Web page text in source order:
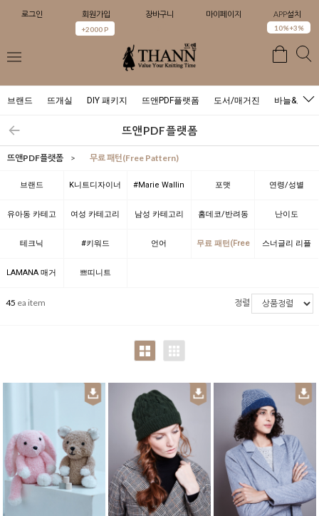
로그인 회원가입
+2000 P
장바구니 마이페이지 APP설치
10%+3%
브랜드 뜨개실 DIY 패키지 뜨앤PDF플랫폼 도서/매거진 바늘&도구
뜨앤PDF플랫폼
뜨앤PDF플랫폼 > 무료 패턴(Free Pattern)
브랜드 K니트디자이너
with뜨앤(K
KnitDesigner
with THANN)
#Marie Wallin
도서 별
포맷 연령/성별
유아동 카테고
리 별
여성 카테고리
별
남성 카테고리
별
홈데코/반려동
물
난이도
테크닉 #키워드 언어 무료 패턴(Free 스너글리 리플
LAMANA 매거
진 이슈별
쁘띠니트
45 ea item 정렬